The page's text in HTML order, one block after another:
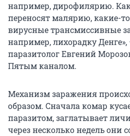
например, дирофилярию.
переносят малярию, какие-
вирусные трансмиссивные
например, лихорадку
паразитолог Евгений
Пятым каналом.
Механизм заражения
образом. Сначала комар
паразитом, заглатывает
через несколько недель они